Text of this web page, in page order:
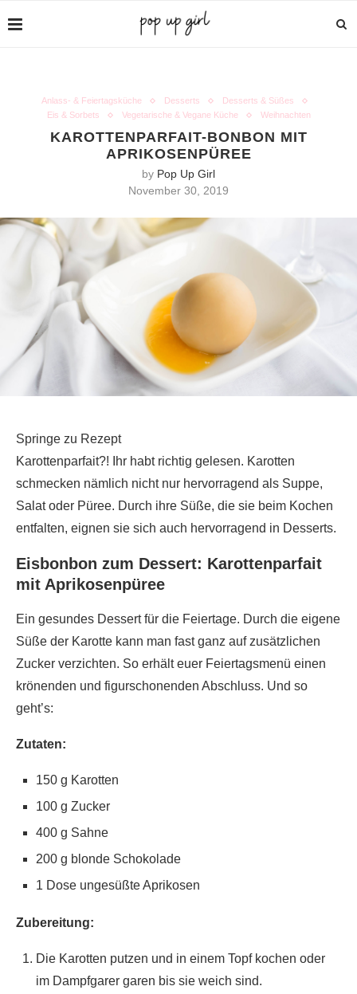
Anlass- & Feiertagsküche Desserts
Desserts & Süßes
Eis & Sorbets
Vegetarische & Vegane Küche Weihnachten
KAROTTENPARFAIT-BONBON MIT
APRIKOSENPÜREE
by Pop Up Girl
November 30, 2019
Springe zu Rezept
Karottenparfait?! Ihr habt richtig gelesen. Karotten
schmecken nämlich nicht nur hervorragend als Suppe,
Salat oder Püree. Durch ihre Süße, die sie beim Kochen
entfalten, eignen sie sich auch hervorragend in Desserts.
Eisbonbon zum Dessert: Karottenparfait
mit Aprikosenpüree
Ein gesundes Dessert für die Feiertage. Durch die eigene
Süße der Karotte kann man fast ganz auf zusätzlichen
Zucker verzichten. So erhält euer Feiertagsmenü einen
krönenden und figurschonenden Abschluss. Und so
geht’s:
Zutaten:
150 g Karotten
100 g Zucker
400 g Sahne
200 g blonde Schokolade
1 Dose ungesüßte Aprikosen
Zubereitung:
Die Karotten putzen und in einem Topf kochen oder
im Dampfgarer garen bis sie weich sind.